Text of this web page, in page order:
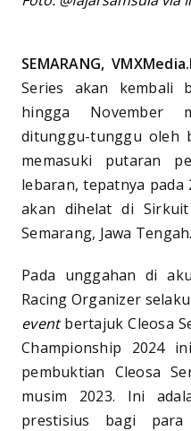
SEMARANG,
Series akan kembali
hingga November
ditunggu-tunggu oleh
memasuki putaran
lebaran, tepatnya pada
akan dihelat di
Semarang, Jawa Tengah.
Pada unggahan di
Racing Organizer
eventbertajuk Cleosa
Championship 2024
pembuktian Cleosa
musim 2023. Ini
prestisius bagi para